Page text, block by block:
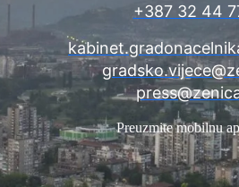
+387 32 44
Preuzmite mobilnu